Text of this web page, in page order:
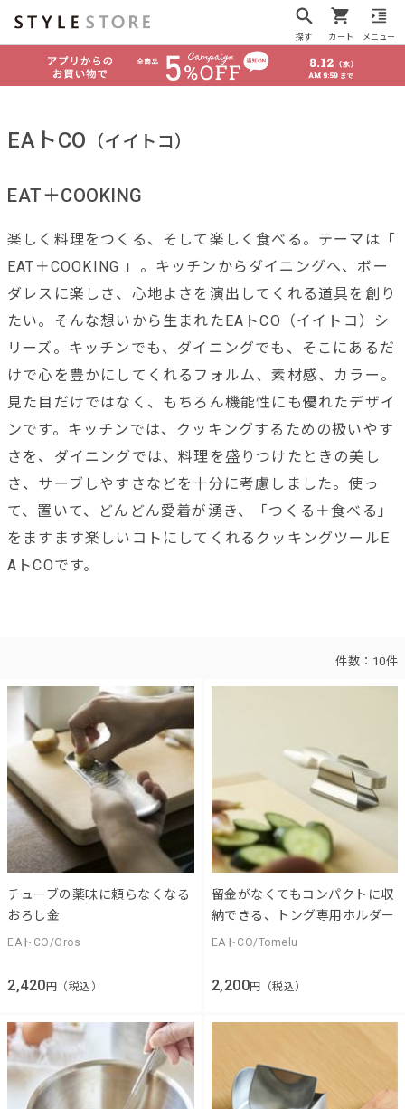
探す カート メニュー
EAトCO （イイトコ）
EAT＋COOKING
楽しく料理をつくる、そして楽しく食べる。テーマは「
EAT＋COOKING 」。キッチンからダイニングへ、ボー
ダレスに楽しさ、心地よさを演出してくれる道具を創り
たい。そんな想いから生まれたEAトCO（イイトコ）シ
リーズ。キッチンでも、ダイニングでも、そこにあるだ
けで心を豊かにしてくれるフォルム、素材感、カラー。
見た目だけではなく、もちろん機能性にも優れたデザイ
ンです。キッチンでは、クッキングするための扱いやす
さを、ダイニングでは、料理を盛りつけたときの美し
さ、サーブしやすさなどを十分に考慮しました。使っ
て、置いて、どんどん愛着が湧き、「つくる＋食べる」
をますます楽しいコトにしてくれるクッキングツールE
AトCOです。
件数： 10件
チューブの薬味に頼らなくなる
おろし金
EAトCO/Oros
2,420 円（税込）
留金がなくてもコンパクトに収
納できる、トング専用ホルダー
EAトCO/Tomelu
2,200円（税込）